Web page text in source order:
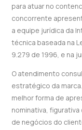
para atuar no
concorrente
a equipe jurídica da
técnica baseada na
9.279 de 1996, e na
O atendimento
estratégico da
melhor forma de
nominativa, figurativa
de negócios do